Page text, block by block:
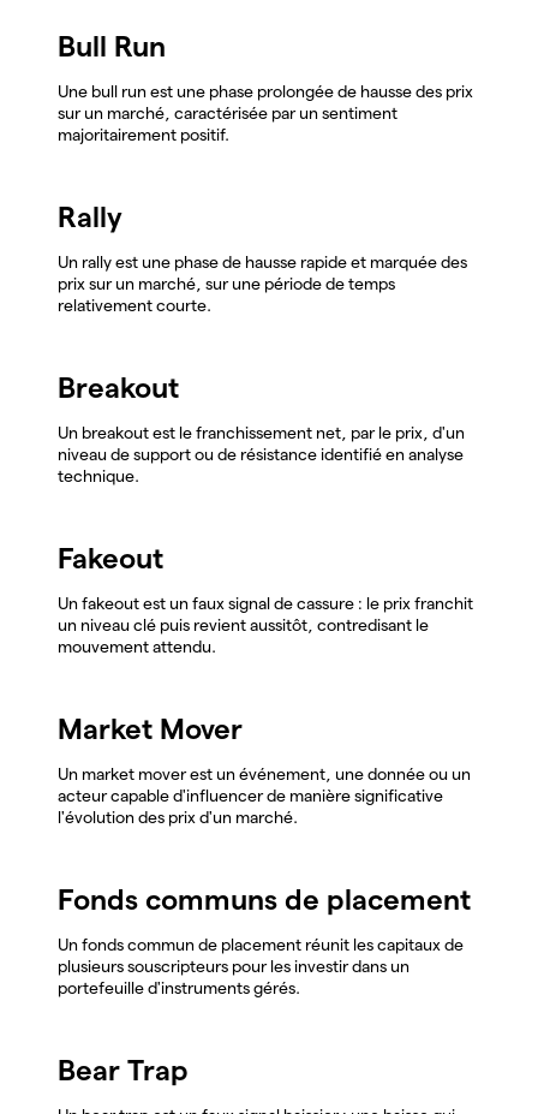
Bull Run
Une bull run est une phase prolongée de hausse des prix
sur un marché, caractérisée par un sentiment
majoritairement positif.
Rally
Un rally est une phase de hausse rapide et marquée des
prix sur un marché, sur une période de temps
relativement courte.
Breakout
Un breakout est le franchissement net, par le prix, d'un
niveau de support ou de résistance identifié en analyse
technique.
Fakeout
Un fakeout est un faux signal de cassure : le prix franchit
un niveau clé puis revient aussitôt, contredisant le
mouvement attendu.
Market Mover
Un market mover est un événement, une donnée ou un
acteur capable d'influencer de manière significative
l'évolution des prix d'un marché.
Fonds communs de placement
Un fonds commun de placement réunit les capitaux de
plusieurs souscripteurs pour les investir dans un
portefeuille d'instruments gérés.
Bear Trap